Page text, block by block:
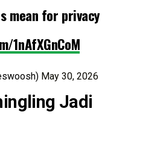
mean for privacy
1nAfXGnCoM
May 30, 2026
Jadi